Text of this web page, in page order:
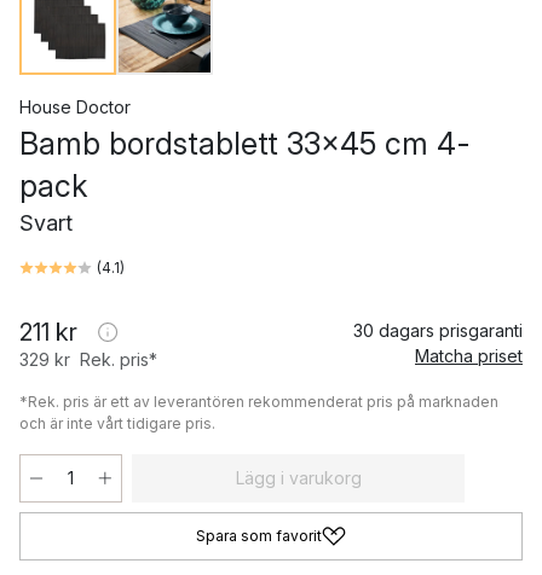
House Doctor
Bamb bordstablett 33x45 cm 4-
pack
Svart
(4.1)
211 kr
329 kr Rek. pris*
30 dagars prisgaranti
Matcha priset
*Rek. pris är ett av leverantören rekommenderat pris på marknaden
och är inte vårt tidigare pris.
Lägg i varukorg
Spara som favorit